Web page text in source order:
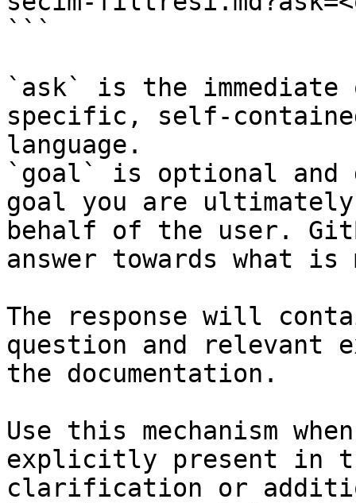
```
`ask` is the
specific, self-
language.
`goal` is optional and
goal you are
behalf of the user.
answer towards what
The response will
question and relevant
the documentation.
Use this mechanism
explicitly present in
clarification or